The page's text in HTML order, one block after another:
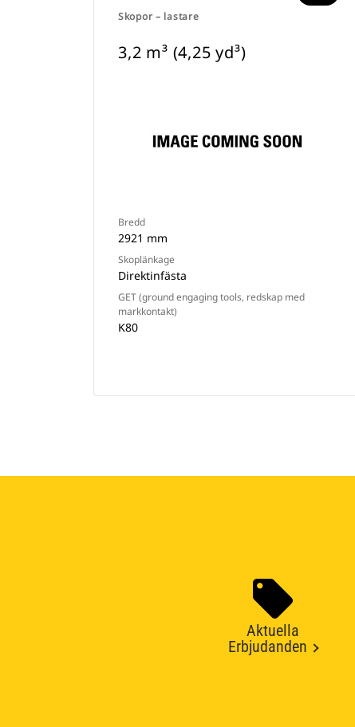
Skopor – lastare
3,2 m³ (4,25 yd³)
Bredd
2921 mm
Skoplänkage
Direktinfästa
GET (ground engaging tools, redskap med
markkontakt)
K80
Aktuella
Erbjudanden